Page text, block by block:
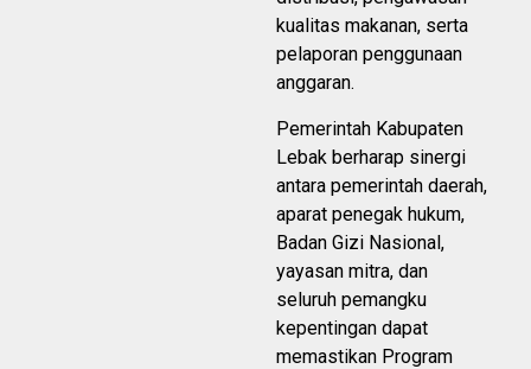
kualitas makanan, serta
pelaporan penggunaan
anggaran.
Pemerintah Kabupaten
Lebak berharap sinergi
antara pemerintah daerah,
aparat penegak hukum,
Badan Gizi Nasional,
yayasan mitra, dan
seluruh pemangku
kepentingan dapat
memastikan Program